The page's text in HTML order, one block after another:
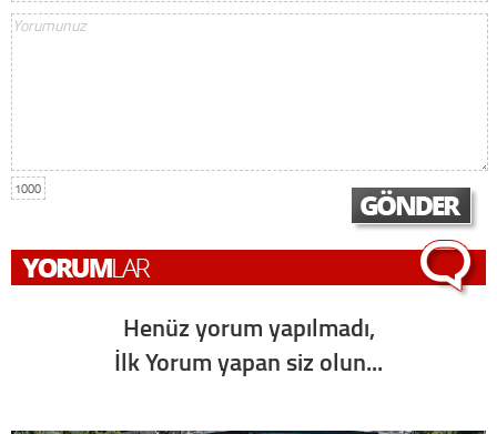
1000
Henüz yorum yapılmadı,
İlk Yorum yapan siz olun...